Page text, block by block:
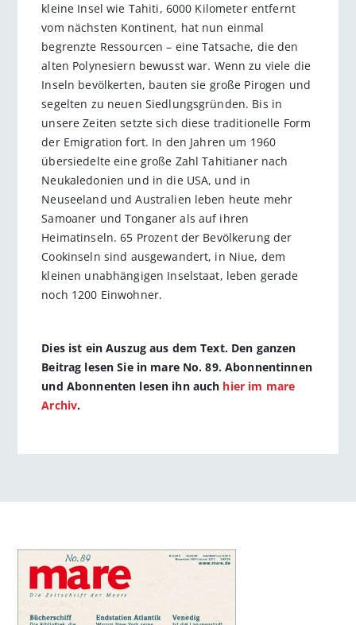
kleine Insel wie Tahiti, 6000 Kilometer entfernt
vom nächsten Kontinent, hat nun einmal
begrenzte Ressourcen – eine Tatsache, die den
alten Polynesiern bewusst war. Wenn zu viele die
Inseln bevölkerten, bauten sie große Pirogen und
segelten zu neuen Siedlungsgründen. Bis in
unsere Zeiten setzte sich diese traditionelle Form
der Emigration fort. In den Jahren um 1960
übersiedelte eine große Zahl Tahitianer nach
Neukaledonien und in die USA, und in
Neuseeland und Australien leben heute mehr
Samoaner und Tonganer als auf ihren
Heimatinseln. 65 Prozent der Bevölkerung der
Cookinseln sind ausgewandert, in Niue, dem
kleinen unabhängigen Inselstaat, leben gerade
noch 1200 Einwohner.
Dies ist ein Auszug aus dem Text. Den ganzen
Beitrag lesen Sie in mare No. 89. Abonnentinnen
und Abonnenten lesen ihn auch hier im mare
Archiv.